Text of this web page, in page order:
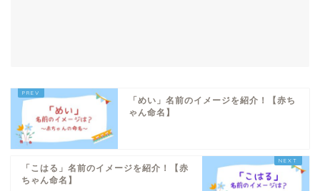
「めい」名前のイメージを紹介！【赤ち
ゃん命名】
「こはる」名前のイメージを紹介！【赤
ちゃん命名】